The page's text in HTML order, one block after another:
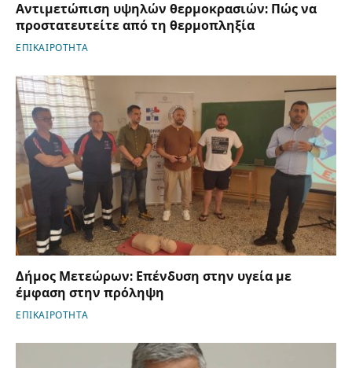
Αντιμετώπιση υψηλών θερμοκρασιών: Πώς να
προστατευτείτε από τη θερμοπληξία
ΕΠΙΚΑΙΡΟΤΗΤΑ
Δήμος Μετεώρων: Επένδυση στην υγεία με
έμφαση στην πρόληψη
ΕΠΙΚΑΙΡΟΤΗΤΑ